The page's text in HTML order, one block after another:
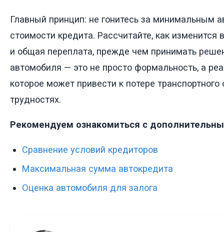
Главный принцип: не гонитесь за минимальным
стоимости кредита. Рассчитайте, как
и общая переплата, прежде чем принимать
автомобиля — это не просто формальность, а
которое может привести к потере
трудностях.
Рекомендуем ознакомиться с
Сравнение условий кредиторов
Максимальная сумма автокредита
Оценка автомобиля для залога